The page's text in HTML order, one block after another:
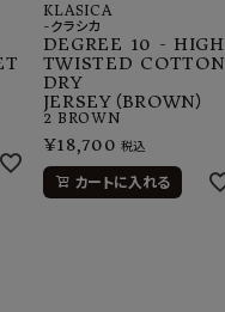
KLASICA
-クラシカ
DEGREE 10 - HIGH
TWISTED COTTON
DRY
JERSEY（BROWN）
2 BROWN
¥18,700 税込
カートに入れる